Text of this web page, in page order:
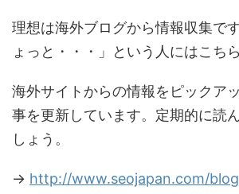
理想は海外ブログから情報収集で
ょっと・・・」という人にはこちら
海外サイトからの情報をピックア
事を更新しています。定期的に読
しょう。
→ http://www.seojapan.com/